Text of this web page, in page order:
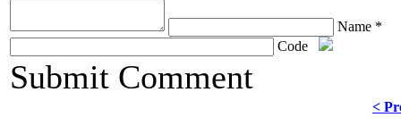
Name *
Code
Submit Comment
<